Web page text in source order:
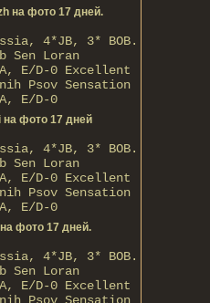
на фото 17 дней.
4*JB, 3* BOB.
Sen Loran
E/D-0 Excellent
Psov Sensation
E/D-0
на фото 17 дней
4*JB, 3* BOB.
Sen Loran
E/D-0 Excellent
Psov Sensation
E/D-0
фото 17 дней.
4*JB, 3* BOB.
Sen Loran
E/D-0 Excellent